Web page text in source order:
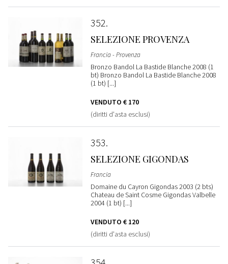
352
SELEZIONE PROVENZA
Francia - Provenza
Bronzo Bandol La Bastide Blanche 2008 (1
bt) Bronzo Bandol La Bastide Blanche 2008
(1 bt) [...]
VENDUTO € 170
(diritti d'asta esclusi)
353
SELEZIONE GIGONDAS
Francia
Domaine du Cayron Gigondas 2003 (2 bts)
Chateau de Saint Cosme Gigondas Valbelle
2004 (1 bt) [...]
VENDUTO € 120
(diritti d'asta esclusi)